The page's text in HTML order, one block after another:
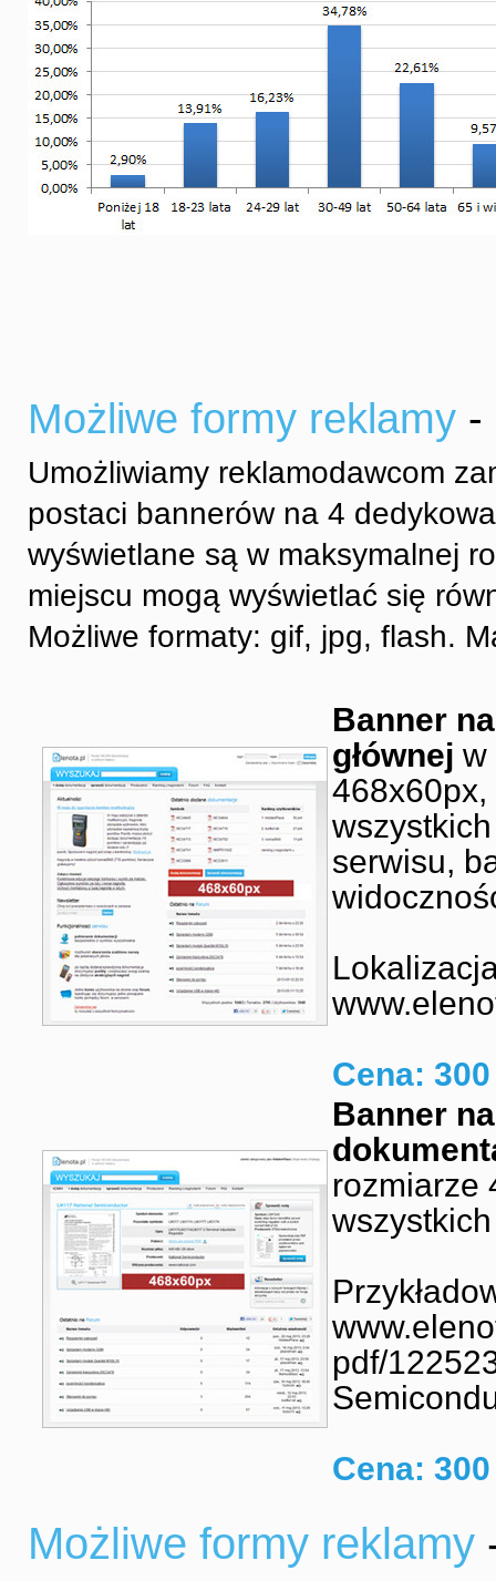
Możliwe formy reklamy -
Umożliwiamy reklamodawcom
postaci bannerów na 4
wyświetlane są w maksymalnej
miejscu mogą wyświetlać się
Możliwe formaty: gif, jpg, flash.
Banner
głównej w
468x60px,
wszystkich
serwisu,
Cena:
Banner
rozmiarze
pdf/
Cena:
Możliwe formy reklamy